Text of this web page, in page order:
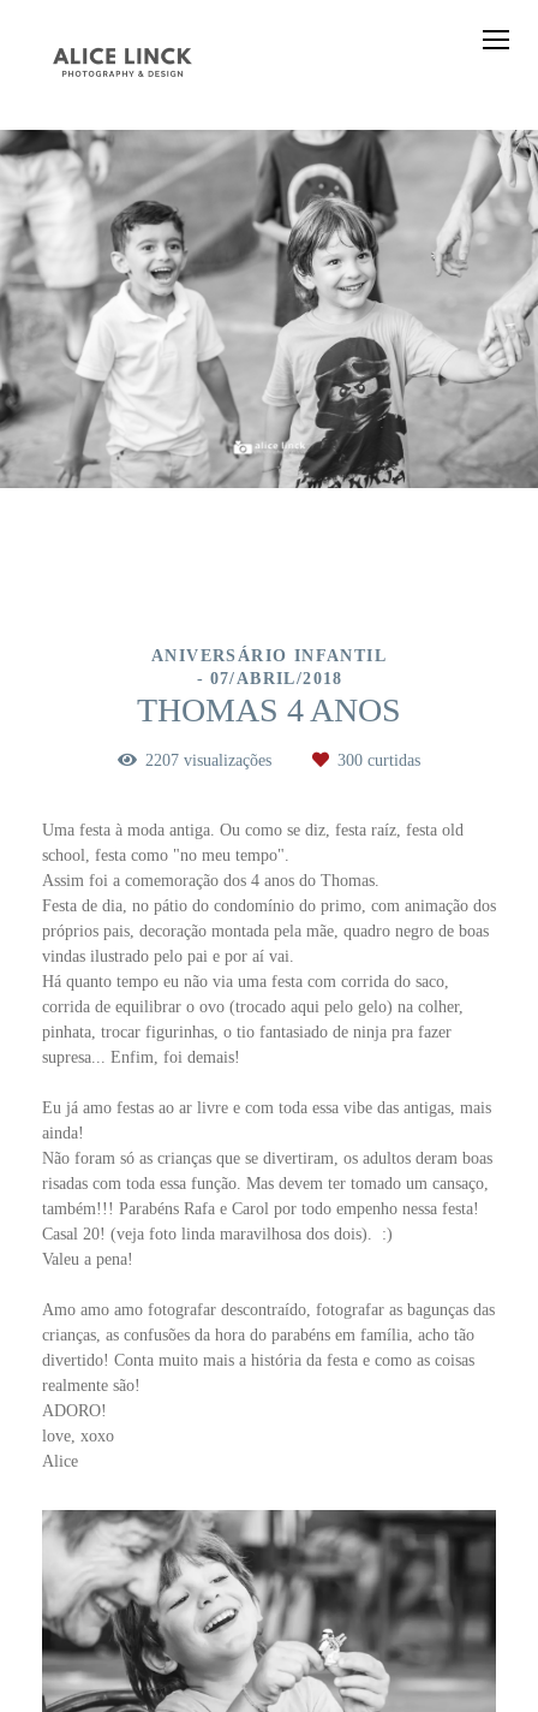
ANIVERSÁRIO INFANTIL
07/ABRIL/2018
THOMAS 4 ANOS
2207 visualizações 300 curtidas
Uma festa à moda antiga. Ou como se diz, festa raíz, festa old
school, festa como "no meu tempo".
Assim foi a comemoração dos 4 anos do Thomas.
Festa de dia, no pátio do condomínio do primo, com animação dos
próprios pais, decoração montada pela mãe, quadro negro de boas
vindas ilustrado pelo pai e por aí vai.
Há quanto tempo eu não via uma festa com corrida do saco,
corrida de equilibrar o ovo (trocado aqui pelo gelo) na colher,
pinhata, trocar figurinhas, o tio fantasiado de ninja pra fazer
supresa... Enfim, foi demais!
Eu já amo festas ao ar livre e com toda essa vibe das antigas, mais
ainda!
Não foram só as crianças que se divertiram, os adultos deram boas
risadas com toda essa função. Mas devem ter tomado um cansaço,
também!!! Parabéns Rafa e Carol por todo empenho nessa festa!
Casal 20! (veja foto linda maravilhosa dos dois). :)
Valeu a pena!
Amo amo amo fotografar descontraído, fotografar as bagunças das
crianças, as confusões da hora do parabéns em família, acho tão
divertido! Conta muito mais a história da festa e como as coisas
realmente são!
ADORO!
love, xoxo
Alice